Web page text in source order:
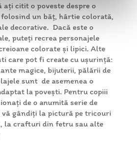
ați citit o poveste despre o
un băț, hârtie colorată,
decorative. Dacă este o
puteți recrea personajele
colorate și lipici. Alte
care pot fi create cu ușurință:
magice, bijuterii, pălării de
sunt de asemenea o
la povești. Pentru copiii
de o anumită serie de
vă gândiți la pictură pe tricouri
la crafturi din fetru sau alte